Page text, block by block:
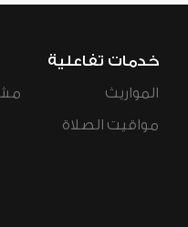
خدمات تفاعلية
المواريث
مواقيت الصلاة